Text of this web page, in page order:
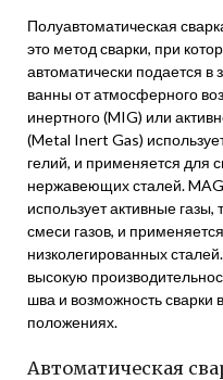
Полуавтоматическая
это метод сварки, при
автоматически подается в
ванны от атмосферного
инертного (MIG) или
(Metal Inert Gas)
гелий, и применяется для
нержавеющих сталей.
использует активные газы,
смеси газов, и
низколегированных
высокую
шва и возможность сварки
положениях.
Автоматическая